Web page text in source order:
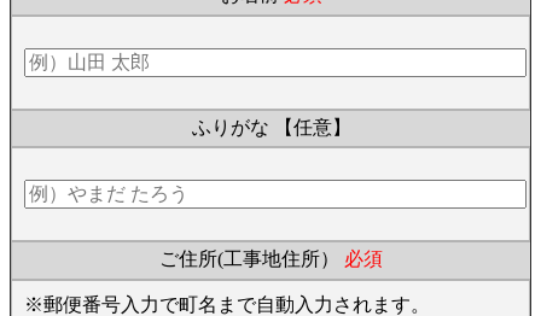
ふりがな 【任意】
ご住所(工事地住所） 必須
※郵便番号入力で町名まで自動入力されます。